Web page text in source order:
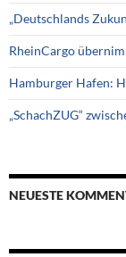
„Deutschlands
RheinCargo
Hamburger Hafen:
„SchachZUG“
NEUESTE